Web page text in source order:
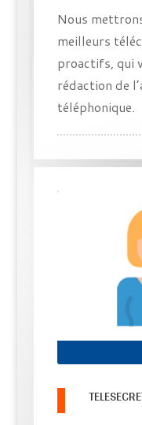
Nous
meilleurs
proactifs, qui
rédaction de
téléphonique.